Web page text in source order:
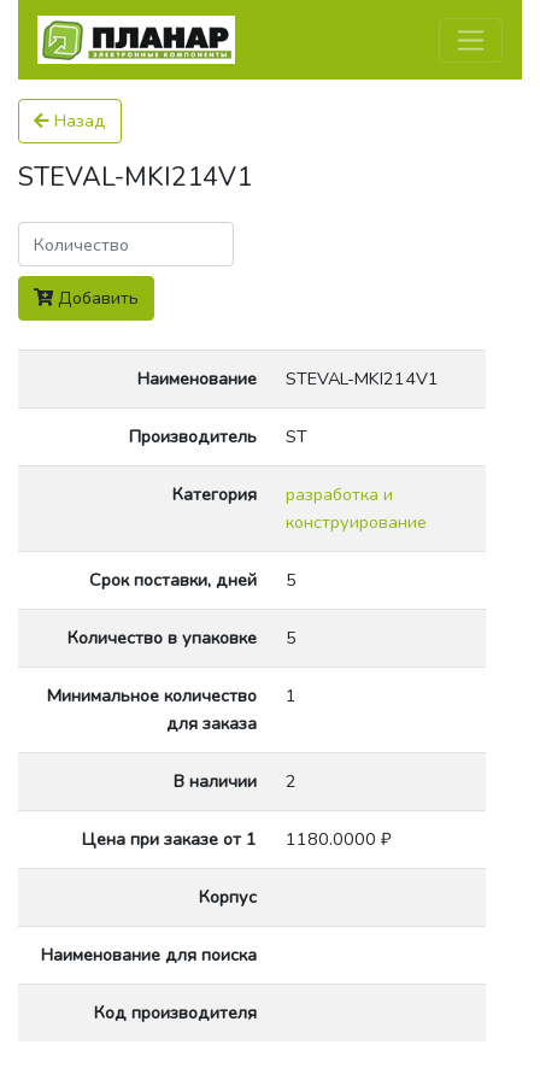
Назад
STEVAL-MKI214V1
Количество
Добавить
Наименование STEVAL-MKI214V1
Производитель ST
Категория
разработка и
конструирование
Срок поставки, дней 5
Количество в упаковке 5
Минимальное количество
для заказа
1
В наличии 2
Цена при заказе от 1 1180.0000 ₽
Корпус
Наименование для поиска
Код производителя